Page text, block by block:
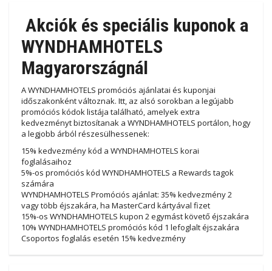
Akciók és speciális kuponok a
WYNDHAMHOTELS
Magyarországnál
A WYNDHAMHOTELS promóciós ajánlatai és kuponjai
időszakonként változnak. Itt, az alsó sorokban a legújabb
promóciós kódok listája található, amelyek extra
kedvezményt biztosítanak a WYNDHAMHOTELS portálon, hogy
a legjobb árból részesülhessenek:
15% kedvezmény kód a WYNDHAMHOTELS korai
foglalásaihoz
5%-os promóciós kód WYNDHAMHOTELS a Rewards tagok
számára
WYNDHAMHOTELS Promóciós ajánlat: 35% kedvezmény 2
vagy több éjszakára, ha MasterCard kártyával fizet
15%-os WYNDHAMHOTELS kupon 2 egymást követő éjszakára
10% WYNDHAMHOTELS promóciós kód 1 lefoglalt éjszakára
Csoportos foglalás esetén 15% kedvezmény